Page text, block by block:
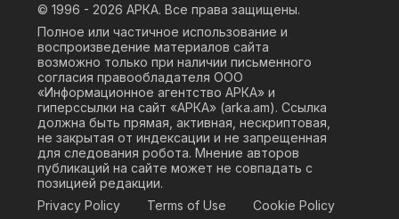
© 1996 - 2026 АРКА. Все права защищены.
Полное или частичное использование и
воспроизведение материалов сайта
возможно только при наличии письменного
согласия правообладателя ООО
«Информационное агентство АРКА» и
гиперссылки на сайт «АРКА» (arka.am). Ссылка
должна быть прямая, активная, нескриптовая,
не закрытая от индексации и не запрещенная
для следования робота. Мнение авторов
публикаций на сайте может не совпадать с
позицией редакции.
Privacy Policy
Terms of Use Cookie Policy